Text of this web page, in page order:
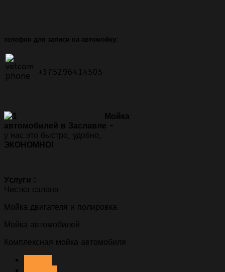
телефон для записи на автомойку:
+375296414505
Мойка
автомобилей в Заславле -
у нас это быстро, удобно,
ЭКОНОМНО!
Уcлуги :
Чистка салона
Мойка двигателя и полировка
Мойка автомобилей
Комплексная мойка автомобиля